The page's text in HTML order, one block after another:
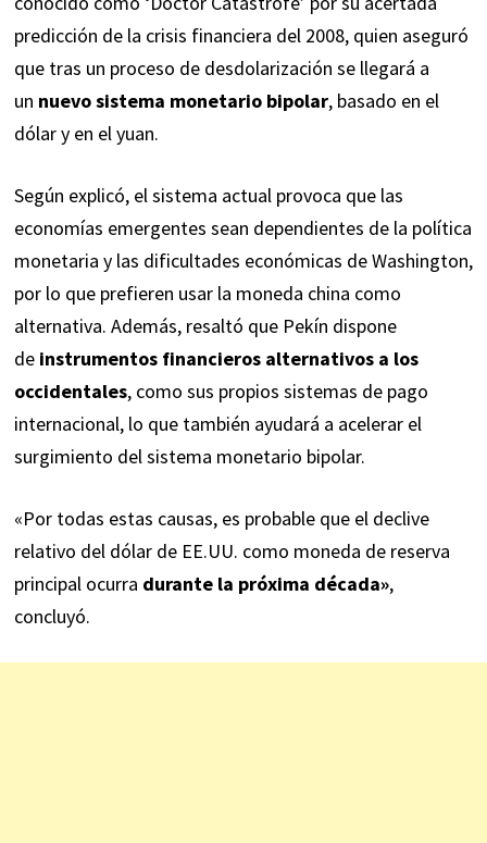
predicción de la crisis financiera del 2008, quien aseguró
que tras un proceso de desdolarización se llegará a
un nuevo sistema monetario bipolar, basado en el
dólar y en el yuan.
Según explicó, el sistema actual provoca que las
economías emergentes sean dependientes de la política
monetaria y las dificultades económicas de Washington,
por lo que prefieren usar la moneda china como
alternativa. Además, resaltó que Pekín dispone
de instrumentos financieros alternativos a los
occidentales, como sus propios sistemas de pago
internacional, lo que también ayudará a acelerar el
surgimiento del sistema monetario bipolar.
«Por todas estas causas, es probable que el declive
relativo del dólar de EE.UU. como moneda de reserva
principal ocurra durante la próxima década»,
concluyó.